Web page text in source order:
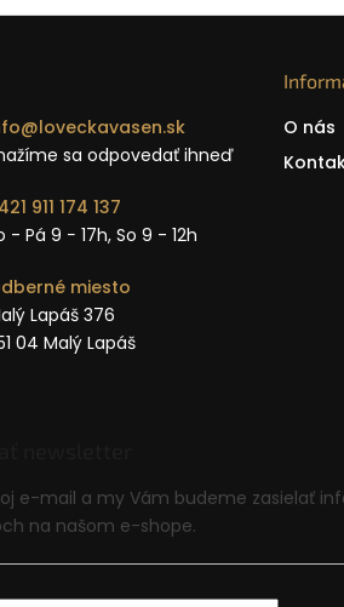
@loveckavasen.sk
sa odpovedať ihneď
911 174 137
- Pá 9 − 17h, So 9 - 12h
miesto
Lapáš 376
04 Malý Lapáš
O nás
e-mail a my Vám budeme zasielať
na našom e-shope.